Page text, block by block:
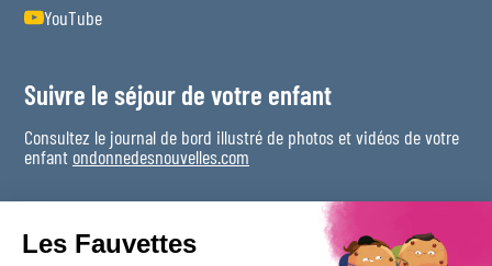
YouTube
Suivre le séjour de votre enfant
Consultez le journal de bord illustré de photos et vidéos de votre
enfant ondonnedesnouvelles.com
Les Fauvettes